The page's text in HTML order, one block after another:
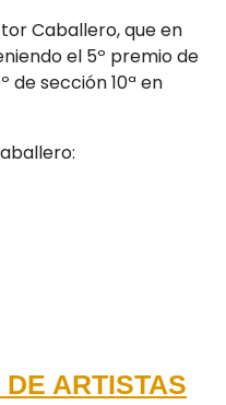
Caballero, que en
el 5º premio de
de sección 10ª en
ARTISTAS